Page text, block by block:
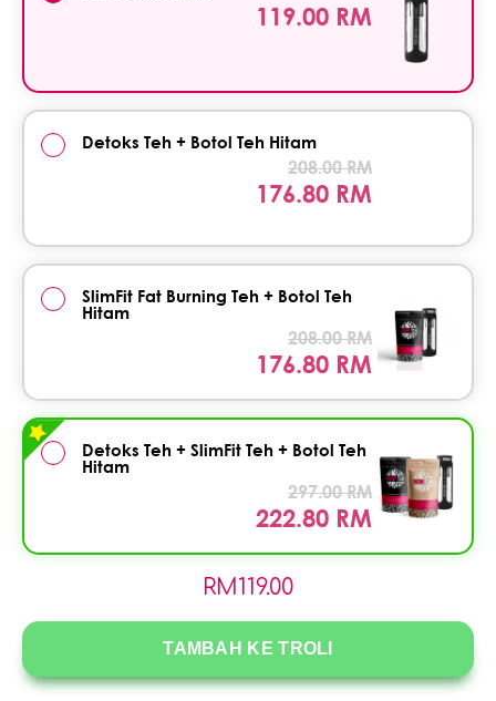
119.00 RM
Detoks Teh + Botol Teh Hitam
208.00 RM
176.80 RM
SlimFit Fat Burning Teh + Botol Teh
Hitam
208.00 RM
176.80 RM
Detoks Teh + SlimFit Teh + Botol Teh
Hitam
297.00 RM
222.80 RM
RM119.00
TAMBAH KE TROLI